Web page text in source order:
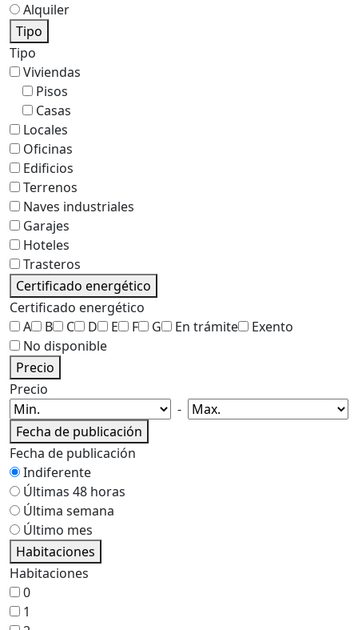
Alquiler
Tipo
Tipo
Viviendas
Pisos
Casas
Locales
Oficinas
Edificios
Terrenos
Naves industriales
Garajes
Hoteles
Trasteros
Certificado energético
Certificado energético
A
B C D E F G En trámite
Exento
No disponible
Precio
Precio
-
Fecha de publicación
Fecha de publicación
Indiferente
Últimas 48 horas
Última semana
Último mes
Habitaciones
Habitaciones
0
1